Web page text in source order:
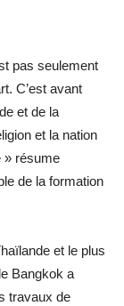
pas seulement
C’est avant
et de la
et la nation
» résume
de la formation
et le plus
Bangkok a
travaux de